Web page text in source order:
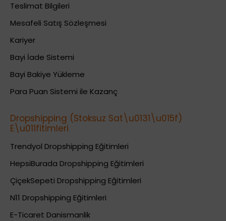
Teslimat Bilgileri
Mesafeli Satış Sözleşmesi
Kariyer
Bayi İade Sistemi
Bayi Bakiye Yükleme
Para Puan Sistemi ile Kazanç
Dropshipping (Stoksuz Sat\u0131\u015f)
E\u011fitimleri
Trendyol Dropshipping Eğitimleri
HepsiBurada Dropshipping Eğitimleri
ÇiçekSepeti Dropshipping Eğitimleri
N11 Dropshipping Eğitimleri
E-Ticaret Danismanlik